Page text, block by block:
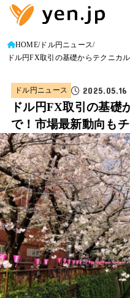
HOME ドル円ニュース
ドル円FX取引の基礎からテクニカ
ドル円ニュース 2025.05.16
ドル円FX取引の基礎
で！市場最新動向も